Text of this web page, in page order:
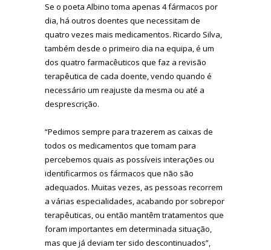
Se o poeta Albino toma apenas 4 fármacos por
dia, há outros doentes que necessitam de
quatro vezes mais medicamentos. Ricardo Silva,
também desde o primeiro dia na equipa, é um
dos quatro farmacêuticos que faz a revisão
terapêutica de cada doente, vendo quando é
necessário um reajuste da mesma ou até a
desprescrição.
“Pedimos sempre para trazerem as caixas de
todos os medicamentos que tomam para
percebemos quais as possíveis interações ou
identificarmos os fármacos que não são
adequados. Muitas vezes, as pessoas recorrem
a várias especialidades, acabando por sobrepor
terapêuticas, ou então mantêm tratamentos que
foram importantes em determinada situação,
mas que já deviam ter sido descontinuados”,